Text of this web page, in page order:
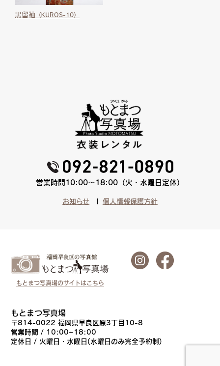
黒留袖 （KUROS-10）
営業時間10:00〜18:00（火・水曜日定休）
お知らせ 個人情報保護方針
もとまつ写真場のサイトはこちら
もとまつ写真場
〒814-0022 福岡県早良区原3丁目10-8
営業時間 / 10:00~18:00
定休日 / 火曜日・水曜日(水曜日のみ完全予約制)